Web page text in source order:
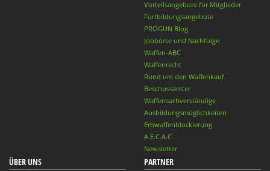
Vorteilsangebote für Mitglieder
Fortbildungsangebote
PROGUN Blog
Jobbörse und Nachfolge
Waffen-ABC
Waffenrecht
Rund um den Waffenkauf
Beschussämter
Waffensachverständige
Ausbildungsmöglichkeiten
Erbwaffenblockierung
A.E.C.A.C.
Newsletter
ÜBER UNS PARTNER